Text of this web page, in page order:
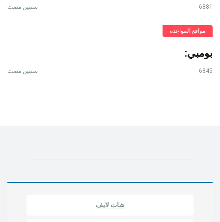
سنتين مضت 6881
مواقع المواعدة
بومبي:
سنتين مضت 6845
شات لايف